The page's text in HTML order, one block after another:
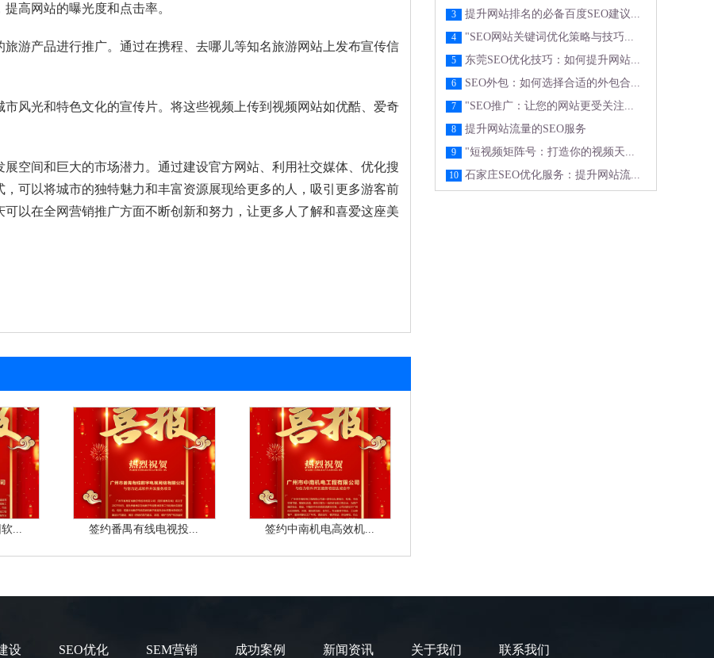
高网站的曝光度和点击率。
游产品进行推广。通过在携程、去哪儿等知名旅游网站上发布宣传信
风光和特色文化的宣传片。将这些视频上传到视频网站如优酷、爱奇
空间和巨大的市场潜力。通过建设官方网站、利用社交媒体、优化搜
可以将城市的独特魅力和丰富资源展现给更多的人，吸引更多游客前
以在全网营销推广方面不断创新和努力，让更多人了解和喜爱这座美
... 签约番禺有线电视投... 签约中南机电高效机...
3 提升网站排名的必备百度SEO建议...
4 "SEO网站关键词优化策略与技巧...
5 东莞SEO优化技巧：如何提升网站...
6 SEO外包：如何选择合适的外包合...
7 "SEO推广：让您的网站更受关注...
8 提升网站流量的SEO服务
9 "短视频矩阵号：打造你的视频天...
10 石家庄SEO优化服务：提升网站流...
设 SEO优化 SEM营销 成功案例 新闻资讯 关于我们 联系我们